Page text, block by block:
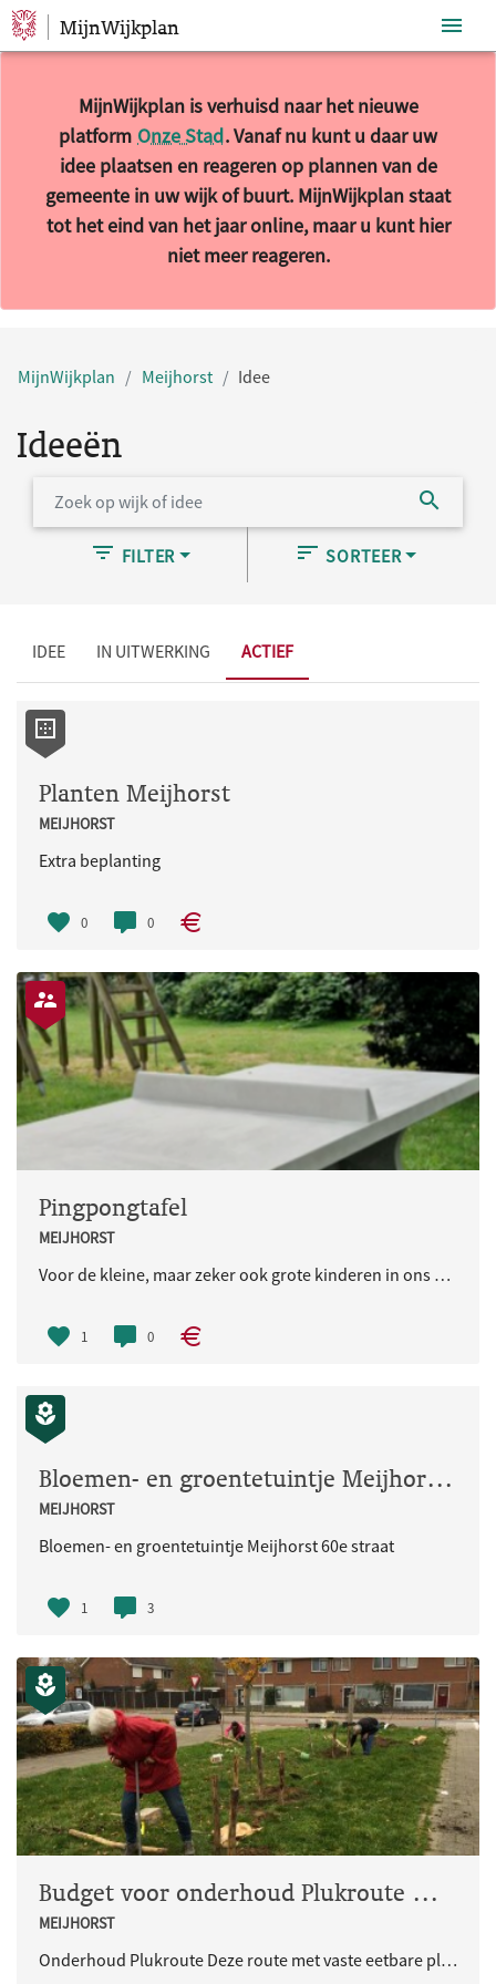
Sla navigatie over
MijnWijkplan
MijnWijkplan is verhuisd naar het nieuwe
platform Onze Stad. Vanaf nu kunt u daar uw
idee plaatsen en reageren op plannen van de
gemeente in uw wijk of buurt. MijnWijkplan staat
tot het eind van het jaar online, maar u kunt hier
niet meer reageren.
MijnWijkplan Meijhorst Idee
Ideeën
FILTER SORTEER
IDEE IN UITWERKING ACTIEF
Planten Meijhorst
MEIJHORST
Extra beplanting
0 0
Pingpongtafel
MEIJHORST
Voor de kleine, maar zeker ook grote kinderen in ons straat, en dat zijn er best heel veel, zou het leuk zijn als er in de speeltuin een pingpongtafel komt te staan zodat zij daar hun energie kwijt kunnen/ samenkomen en lekker buiten zijn.
1 0
Bloemen- en groentetuintje Meijhorst 60e straat
MEIJHORST
Bloemen- en groentetuintje Meijhorst 60e straat
1 3
Budget voor onderhoud Plukroute Meijhorst
MEIJHORST
Onderhoud Plukroute Deze route met vaste eetbare planten en vruchten loopt door de Meijhorst. Hier mag vrij van geplukt mag worden door iedereen. Doel: bewoners van de buurt met elkaar te verbinden.